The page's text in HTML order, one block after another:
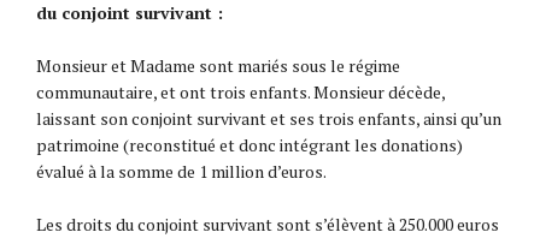
du conjoint survivant :
Monsieur et Madame sont mariés sous le régime
communautaire, et ont trois enfants. Monsieur décède,
laissant son conjoint survivant et ses trois enfants, ainsi qu’un
patrimoine (reconstitué et donc intégrant les donations)
évalué à la somme de 1 million d’euros.
Les droits du conjoint survivant sont s’élèvent à 250.000 euros